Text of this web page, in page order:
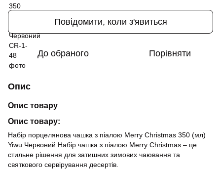
Повідомити, коли з'явиться
До обраного Порівняти
Опис
Опис товару
Опис товару:
Набір порцелянова чашка з піалою Merry Christmas 350 (мл)
Yiwu Червоний Набір чашка з піалою Merry Christmas – це
стильне рішення для затишних зимових чаювання та
святкового сервірування десертів.